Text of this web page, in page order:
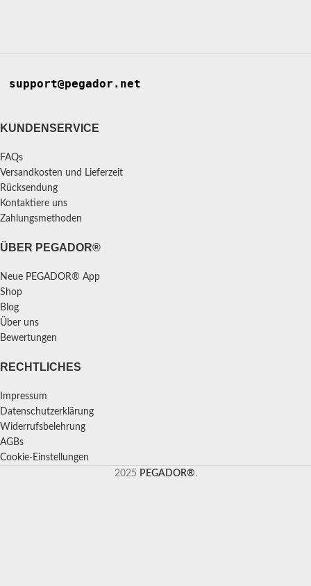
support@pegador.net
KUNDENSERVICE
FAQs
Versandkosten und Lieferzeit
Rücksendung
Kontaktiere uns
Zahlungsmethoden
ÜBER PEGADOR®
Neue PEGADOR® App
Shop
Blog
Über uns
Bewertungen
RECHTLICHES
Impressum
Datenschutzerklärung
Widerrufsbelehrung
AGBs
Cookie-Einstellungen
2025 PEGADOR®.